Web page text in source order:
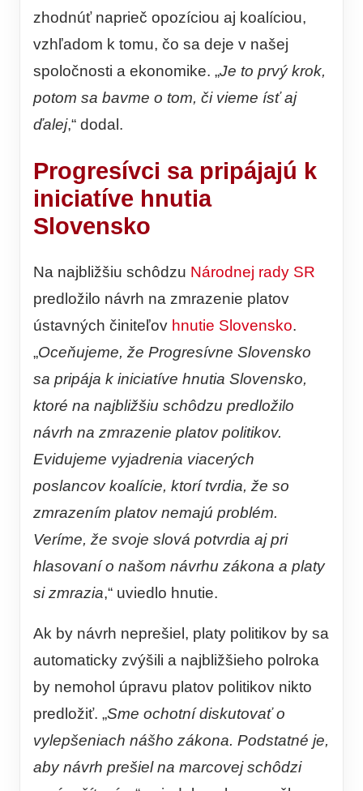
zhodnúť naprieč opozíciou aj koalíciou,
vzhľadom k tomu, čo sa deje v našej
spoločnosti a ekonomike. „Je to prvý krok,
potom sa bavme o tom, či vieme ísť aj
ďalej,“ dodal.
Progresívci sa pripájajú k
iniciatíve hnutia
Slovensko
Na najbližšiu schôdzu Národnej rady SR
predložilo návrh na zmrazenie platov
ústavných činiteľov hnutie Slovensko.
„Oceňujeme, že Progresívne Slovensko
sa pripája k iniciatíve hnutia Slovensko,
ktoré na najbližšiu schôdzu predložilo
návrh na zmrazenie platov politikov.
Evidujeme vyjadrenia viacerých
poslancov koalície, ktorí tvrdia, že so
zmrazením platov nemajú problém.
Veríme, že svoje slová potvrdia aj pri
hlasovaní o našom návrhu zákona a platy
si zmrazia,“ uviedlo hnutie.
Ak by návrh neprešiel, platy politikov by sa
automaticky zvýšili a najbližšieho polroka
by nemohol úpravu platov politikov nikto
predložiť. „Sme ochotní diskutovať o
vylepšeniach nášho zákona. Podstatné je,
aby návrh prešiel na marcovej schôdzi